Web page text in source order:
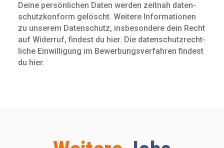
Deine persön­lichen Daten werden zeitnah daten­
schutz­konform gelöscht. Weitere Infor­mationen
zu unserem Daten­schutz, insbe­sondere dein Recht
auf Widerruf, findest du hier. Die daten­schutz­recht­
liche Ein­willigung im Bewerbungs­verfahren findest
du hier.